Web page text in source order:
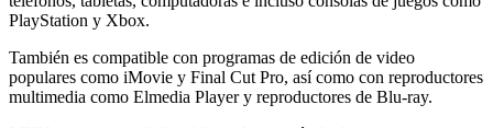
PlayStation y Xbox.
También es compatible con programas de edición de video
populares como iMovie y Final Cut Pro, así como con reproductores
multimedia como Elmedia Player y reproductores de Blu-ray.